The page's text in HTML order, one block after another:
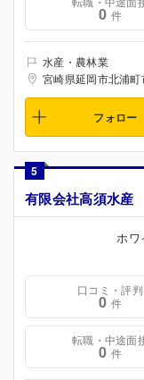
0 件
水産・農林業
宮崎県延岡市北浦
フォロー
5
有限会社高須水産
ホワ
口コミ・評判
0 件
転職・中途面
0 件